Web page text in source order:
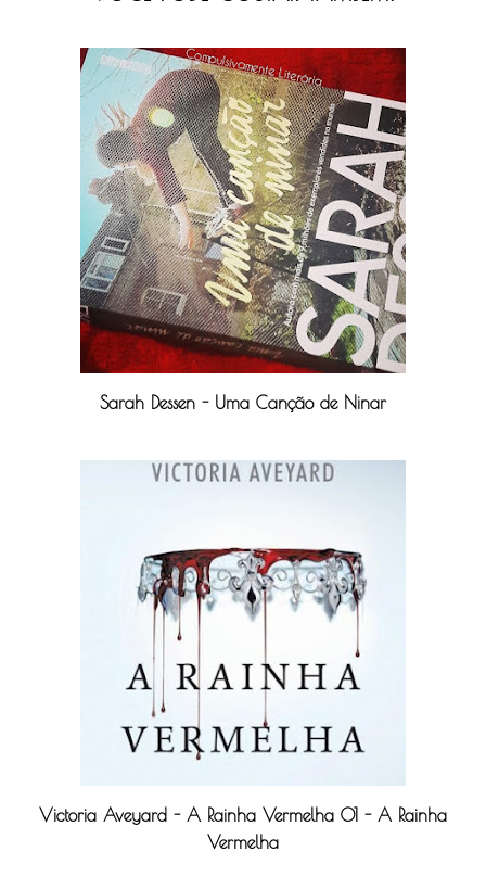
Sarah Dessen - Uma Canção de Ninar
Victoria Aveyard - A Rainha Vermelha 01 - A Rainha
Vermelha